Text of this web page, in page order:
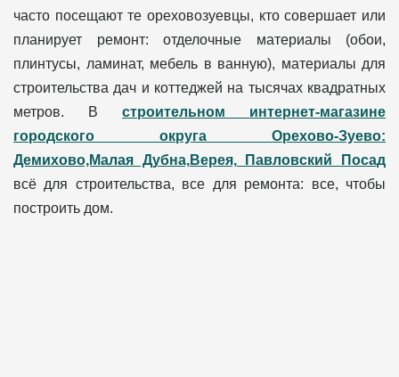
часто посещают те ореховозуевцы, кто совершает или
планирует ремонт: отделочные материалы (обои,
плинтусы, ламинат, мебель в ванную), материалы для
строительства дач и коттеджей на тысячах квадратных
метров. В строительном интернет-магазине
городского округа Орехово-Зуево:
Демихово,Малая Дубна,Верея, Павловский Посад
всё для строительства, все для ремонта: все, чтобы
построить дом.